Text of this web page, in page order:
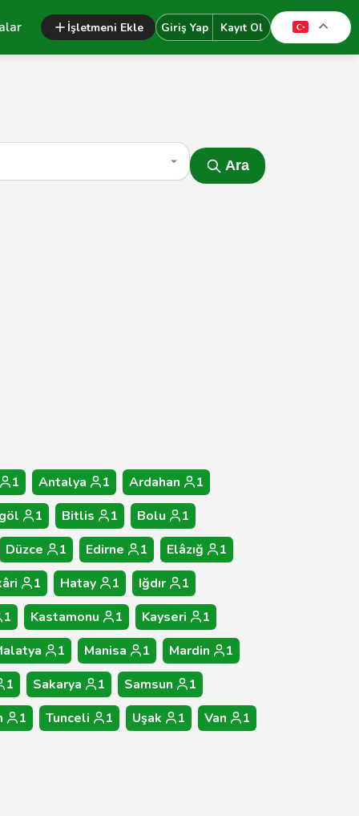
İşletmeni Ekle Giriş Yap Kayıt Ol
Ara
1 Antalya 1 Ardahan
1
1 Bitlis 1 Bolu
1
Düzce 1 Edirne 1 Elâzığ
1
1 Hatay 1 Iğdır
1
1 Kastamonu 1 Kayseri
1
1 Manisa 1 Mardin
1
1 Sakarya 1 Samsun
1
1 Tunceli 1 Uşak 1 Van
1